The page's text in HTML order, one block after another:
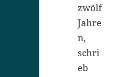
zwölf
Jahre
n,
schri
eb